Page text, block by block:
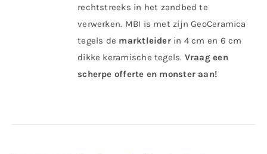
rechtstreeks in het zandbed te
verwerken. MBI is met zijn GeoCeramica
tegels de marktleiderin 4 cm en 6 cm
dikke keramische tegels. Vraag een
scherpe offerte en monster aan!